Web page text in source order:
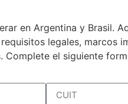
en Argentina y Brasil.
legales, marcos
el siguiente